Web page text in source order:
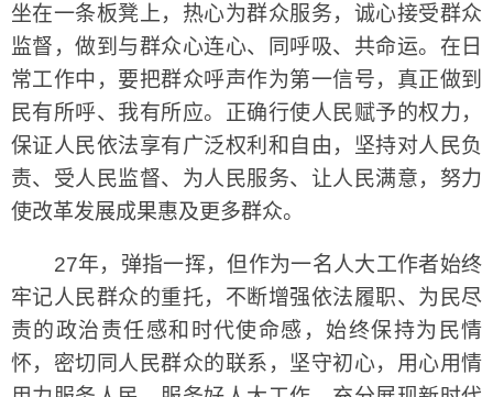
坐在一条板凳上，热心为群众服务，诚心接受群众
监督，做到与群众心连心、同呼吸、共命运。在日
常工作中，要把群众呼声作为第一信号，真正做到
民有所呼、我有所应。正确行使人民赋予的权力，
保证人民依法享有广泛权利和自由，坚持对人民负
责、受人民监督、为人民服务、让人民满意，努力
使改革发展成果惠及更多群众。
27年，弹指一挥，但作为一名人大工作者始终
牢记人民群众的重托，不断增强依法履职、为民尽
责的政治责任感和时代使命感，始终保持为民情
怀，密切同人民群众的联系，坚守初心，用心用情